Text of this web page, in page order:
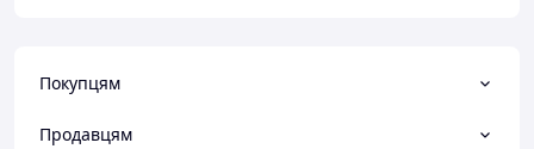
Покупцям
Продавцям